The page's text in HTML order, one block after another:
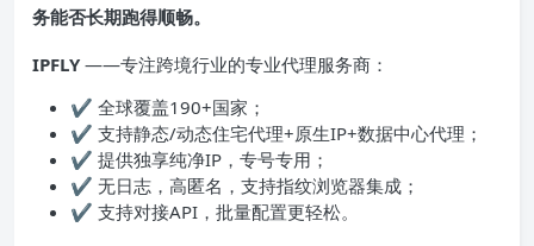
务能否长期跑得顺畅。
IPFLY ——专注跨境行业的专业代理服务商：
✔ 全球覆盖190+国家；
✔ 支持静态/动态住宅代理+原生IP+数据中心代理；
✔ 提供独享纯净IP，专号专用；
✔ 无日志，高匿名，支持指纹浏览器集成；
✔ 支持对接API，批量配置更轻松。